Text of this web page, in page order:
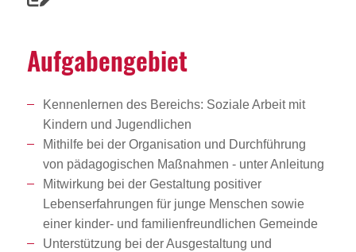
Aufga­ben­ge­biet
Kennenlernen des Bereichs: Soziale Arbeit mit
Kindern und Jugendlichen
Mithilfe bei der Organisation und Durchführung
von pädagogischen Maßnahmen - unter Anleitung
Mitwirkung bei der Gestaltung positiver
Lebenserfahrungen für junge Menschen sowie
einer kinder- und familienfreundlichen Gemeinde
Unterstützung bei der Ausgestaltung und